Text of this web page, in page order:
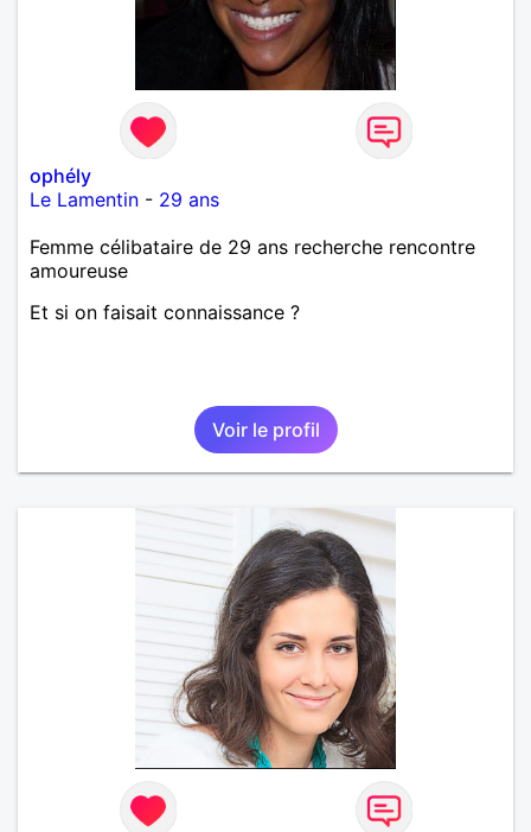
ophély
Le Lamentin - 29 ans
Femme célibataire de 29 ans recherche rencontre
amoureuse
Et si on faisait connaissance ?
Voir le profil